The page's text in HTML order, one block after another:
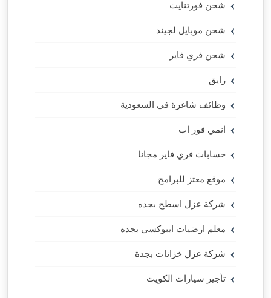
شحن فورتنايت
شحن موبايل لجيند
شحن فري فاير
رايق
وظائف شاغرة في السعودية
انمي فور اب
حسابات فري فاير مجانا
موقع معتز للبرامج
شركة عزل اسطح بجده
معلم ارضيات ايبوكسي بجده
شركة عزل خزانات بجدة
تأجير سيارات الكويت